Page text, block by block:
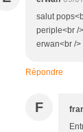
salut
periple<br /
erwan<br />
Répondre
F